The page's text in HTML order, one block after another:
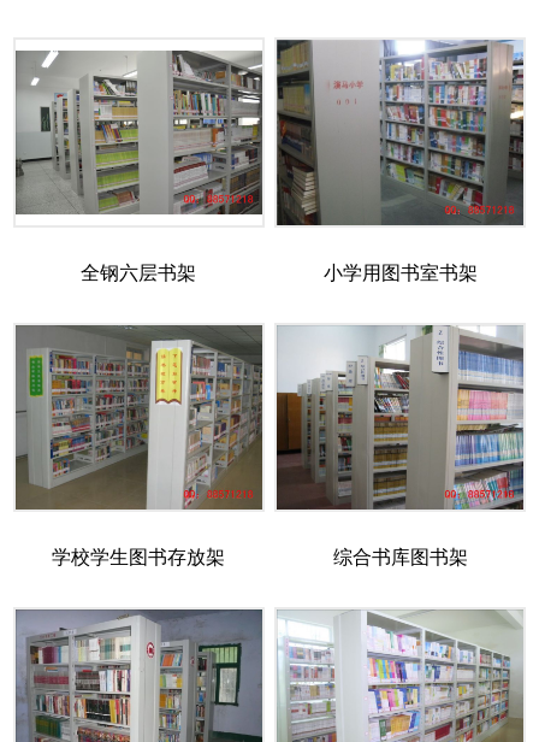
全钢六层书架 小学用图书室书架
学校学生图书存放架 综合书库图书架